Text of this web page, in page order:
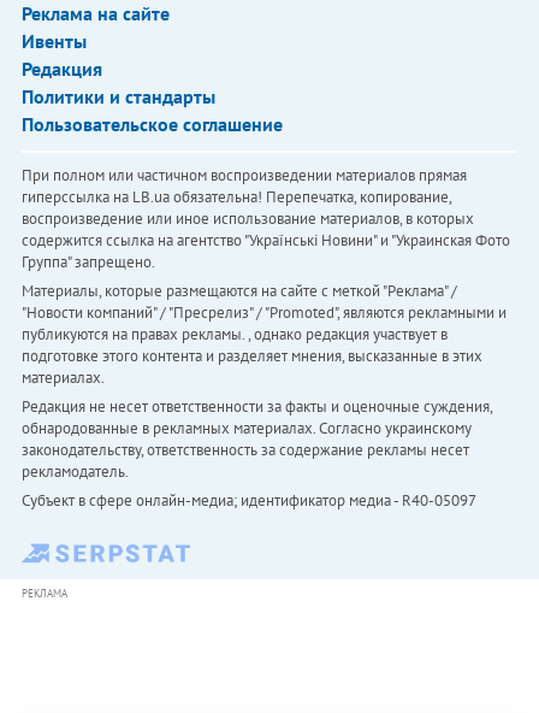
Реклама на сайте
Ивенты
Редакция
Политики и стандарты
Пользовательское соглашение
При полном или частичном воспроизведении материалов прямая
гиперссылка на LB.ua обязательна! Перепечатка, копирование,
воспроизведение или иное использование материалов, в которых
содержится ссылка на агентство "Українськi Новини" и "Украинская Фото
Группа" запрещено.
Материалы, которые размещаются на сайте с меткой "Реклама" /
"Новости компаний" / "Пресрелиз" / "Promoted", являются рекламными и
публикуются на правах рекламы. , однако редакция участвует в
подготовке этого контента и разделяет мнения, высказанные в этих
материалах.
Редакция не несет ответственности за факты и оценочные суждения,
обнародованные в рекламных материалах. Согласно украинскому
законодательству, ответственность за содержание рекламы несет
рекламодатель.
Субъект в сфере онлайн-медиа; идентификатор медиа - R40-05097
РЕКЛАМА